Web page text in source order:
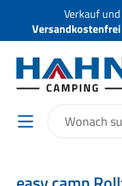
Verkauf